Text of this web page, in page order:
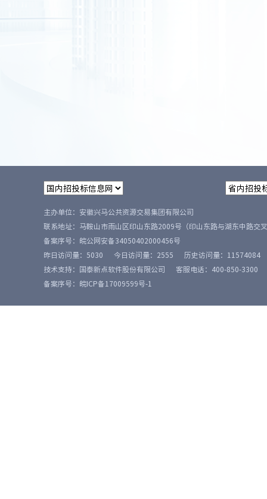
主办单位：安徽兴马公共资源交易集团有限公司
联系地址：马鞍山市雨山区印山东路2009号（印山东路与湖东中路交
备案序号： 皖公网安备34050402000456号
昨日访问量： 5030 今日访问量： 2555 历史访问量： 11574084
技术支持：国泰新点软件股份有限公司
客服电话：400-850-3300
备案序号：皖ICP备17009599号-1